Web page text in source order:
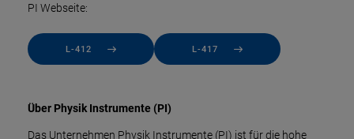
PI Webseite:
L-412 L-417
Über Physik Instrumente (PI)
Das Unternehmen Physik Instrumente (PI) ist für die hohe